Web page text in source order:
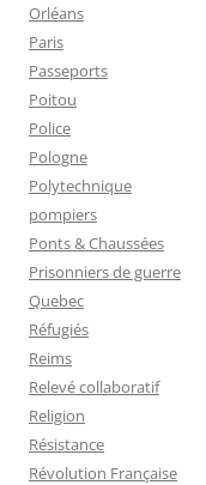
Orléans
Paris
Passeports
Poitou
Police
Pologne
Polytechnique
pompiers
Ponts & Chaussées
Prisonniers de guerre
Quebec
Réfugiés
Reims
Relevé collaboratif
Religion
Résistance
Révolution Française